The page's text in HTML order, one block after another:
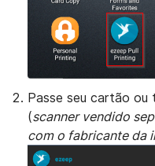
Passe seu cartão ou
(scanner vendido
com o fabricante da